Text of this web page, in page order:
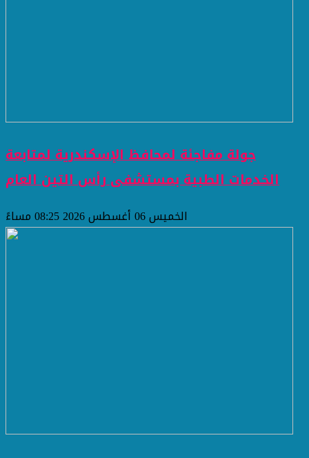
جولة مفاجئة لمحافظ الإسكندرية لمتابعة
الخدمات الطبية بمستشفى رأس التين العام
الخميس 06 أغسطس 2026 08:25 مساءً